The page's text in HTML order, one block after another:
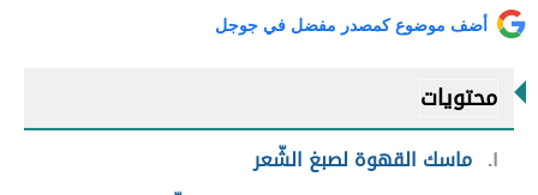
أضف موضوع كمصدر مفضل في جوجل
محتويات
١ ماسك القهوة لصبغ الشّعر